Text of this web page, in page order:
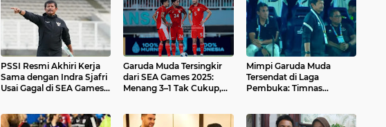
PSSI Resmi Akhiri Kerja
Sama dengan Indra Sjafri
Usai Gagal di SEA Games
Garuda Muda Tersingkir
dari SEA Games 2025:
Menang 3–1 Tak Cukup,
Grup
Mimpi Garuda Muda
Tersendat di Laga
Pembuka: Timnas
SEA Games 2025